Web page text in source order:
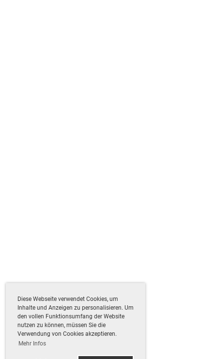
Diese Webseite verwendet Cookies, um
Inhalte und Anzeigen zu personalisieren. Um
den vollen Funktionsumfang der Website
nutzen zu können, müssen Sie die
Verwendung von Cookies akzeptieren.
Mehr Infos